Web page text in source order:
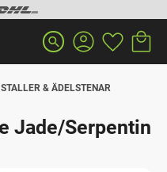
search
& ÄDELSTENAR
Jade/Serpentin